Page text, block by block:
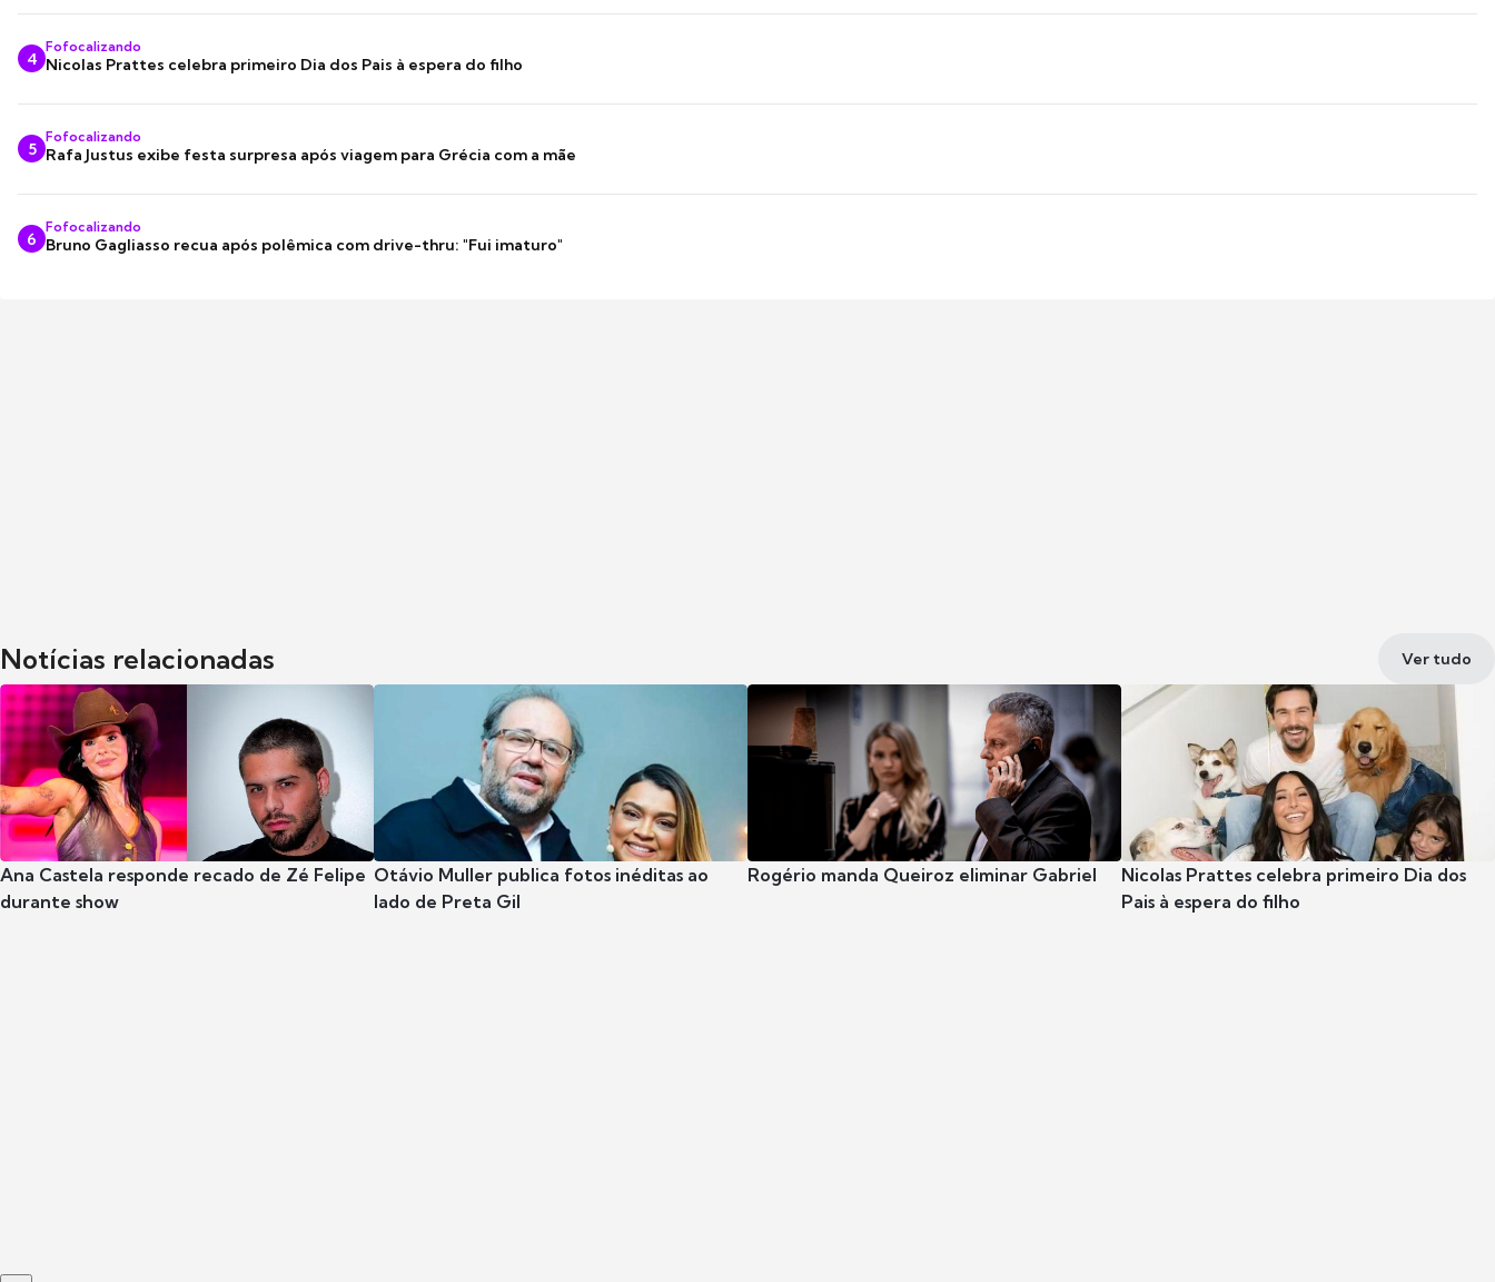
4
Fofocalizando
Nicolas Prattes celebra primeiro Dia dos Pais à espera do filho
5
Fofocalizando
Rafa Justus exibe festa surpresa após viagem para Grécia com a mãe
6
Fofocalizando
Bruno Gagliasso recua após polêmica com drive-thru: "Fui imaturo"
Notícias relacionadas Ver tudo
Ana Castela responde recado de Zé Felipe
durante show
Otávio Muller publica fotos inéditas ao
lado de Preta Gil
Rogério manda Queiroz eliminar Gabriel
Nicolas Prattes celebra primeiro Dia dos
Pais à espera do filho